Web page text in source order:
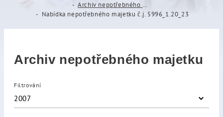
Archiv nepotřebného majetku
Nabídka nepotřebného majetku č.j. 5996_1.20_23
Archiv nepotřebného majetku
Filtrování
2007